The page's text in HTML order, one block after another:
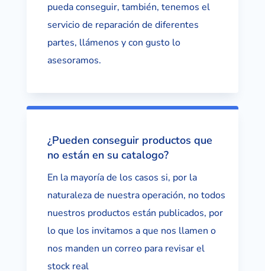
pueda conseguir, también, tenemos el
servicio de reparación de diferentes
partes, llámenos y con gusto lo
asesoramos.
¿Pueden conseguir productos que
no están en su catalogo?
En la mayoría de los casos si, por la
naturaleza de nuestra operación, no todos
nuestros productos están publicados, por
lo que los invitamos a que nos llamen o
nos manden un correo para revisar el
stock real